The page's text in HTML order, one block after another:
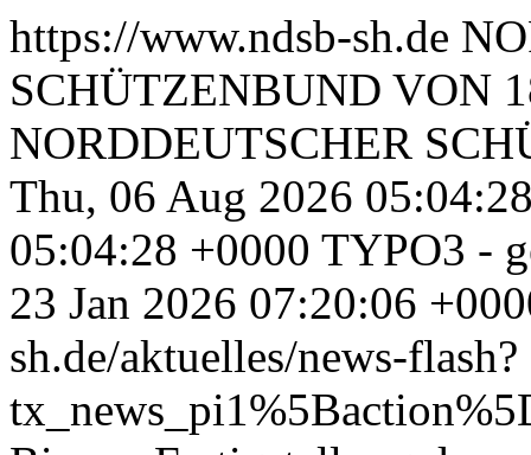
https://www.ndsb-sh.de
SCHÜTZENBUND VON
NORDDEUTSCHER
Thu, 06 Aug 2026
05:04:28 +0000 TYPO3 -
23 Jan 2026 07:20:06
sh.de/aktuelles/news-flash?